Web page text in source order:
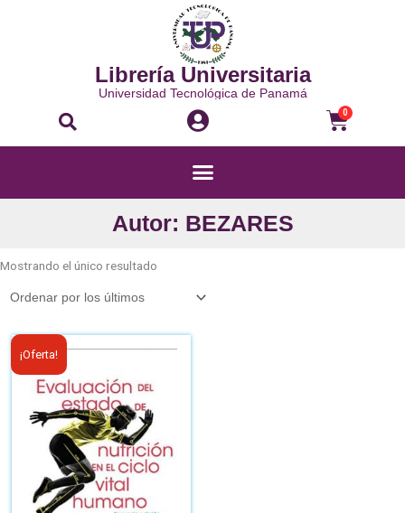
Librería Universitaria
Universidad Tecnológica de Panamá
Buscar 0
Menú
Autor: BEZARES
Mostrando el único resultado
¡Oferta!
El
original
era:
B/.24.00.
El